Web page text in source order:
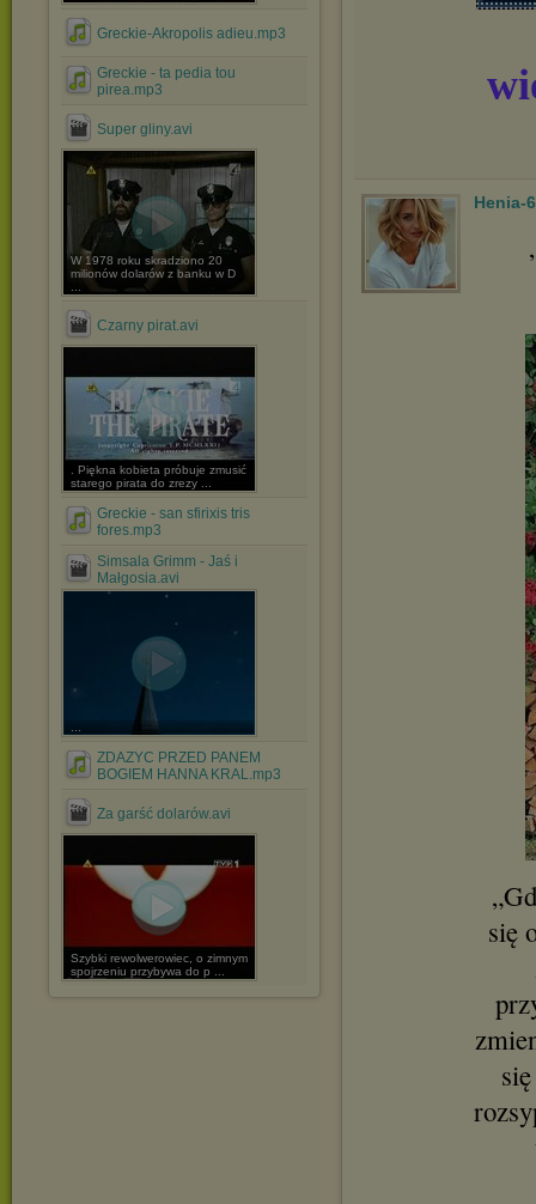
Greckie-Akropolis adieu.mp3
Greckie - ta pedia tou
pirea.mp3
Super gliny.avi
W 1978 roku skradziono 20
milionów dolarów z banku w D
Czarny pirat.avi
. Piękna kobieta próbuje zmusić
starego pirata do zrezy ...
Greckie - san sfirixis tris
fores.mp3
Simsala Grimm - Jaś i
Małgosia.avi
ZDAZYC PRZED PANEM
BOGIEM HANNA KRAL.mp3
Za garść dolarów.avi
Szybki rewolwerowiec, o zimnym
spojrzeniu przybywa do p ...
Henia-
się